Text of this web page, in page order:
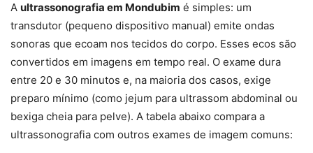
A ultrassonografia em Mondubim é simples: um
transdutor (pequeno dispositivo manual) emite ondas
sonoras que ecoam nos tecidos do corpo. Esses ecos são
convertidos em imagens em tempo real. O exame dura
entre 20 e 30 minutos e, na maioria dos casos, exige
preparo mínimo (como jejum para ultrassom abdominal ou
bexiga cheia para pelve). A tabela abaixo compara a
ultrassonografia com outros exames de imagem comuns: